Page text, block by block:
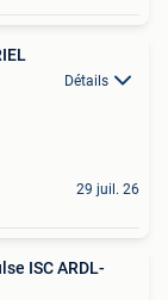
Détails
29 juil. 26
ISC ARDL-